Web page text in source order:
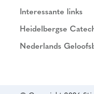
Interessante links
Heidelbergse
Nederlands